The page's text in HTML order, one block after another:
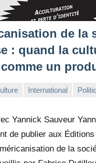
de la
: quand la
un
International
Yannick Sauveur
de publier aux
de la